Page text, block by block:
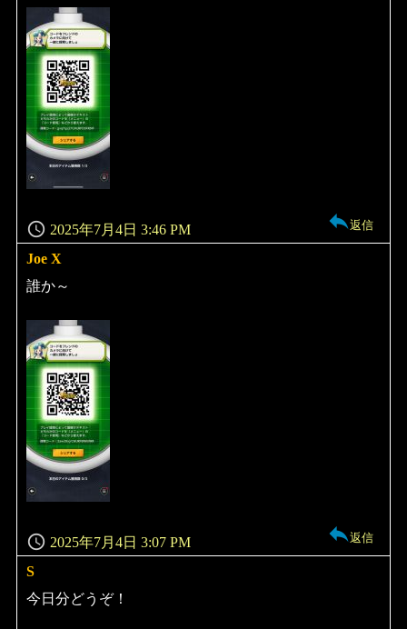
2025年7月4日 3:46 PM 返信
Joe X
よ
り:
2025年7月4日 3:07 PM
誰か～
返信
S
よ
り:
今日分どうぞ！